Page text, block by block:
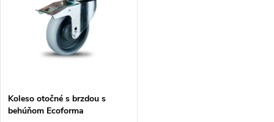
v
Koleso otočné s brzdou s
behúňom Ecoforma